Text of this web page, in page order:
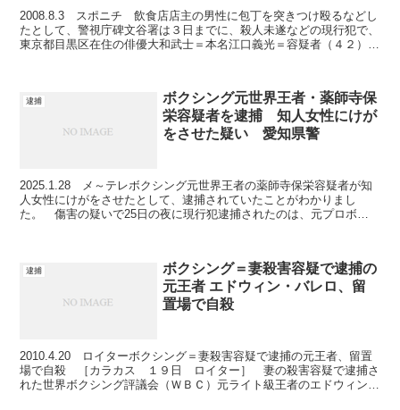
2008.8.3 スポニチ 飲食店店主の男性に包丁を突きつけ殴るなどし
たとして、警視庁碑文谷署は３日までに、殺人未遂などの現行犯で、
東京都目黒区在住の俳優大和武士＝本名江口義光＝容疑者（４２）を
逮捕
ボクシング元世界王者・薬師寺保
栄容疑者を逮捕 知人女性にけが
をさせた疑い 愛知県警
2025.1.28 メ～テレボクシング元世界王者の薬師寺保栄容疑者が知
人女性にけがをさせたとして、逮捕されていたことがわかりまし
た。 傷害の疑いで25日の夜に現行犯逮捕されたのは、元プロボク
逮捕
ボクシング＝妻殺害容疑で逮捕の
元王者 エドウィン・バレロ、留
置場で自殺
2010.4.20 ロイターボクシング＝妻殺害容疑で逮捕の元王者、留置
場で自殺 ［カラカス １９日 ロイター］ 妻の殺害容疑で逮捕さ
れた世界ボクシング評議会（ＷＢＣ）元ライト級王者のエドウィン・